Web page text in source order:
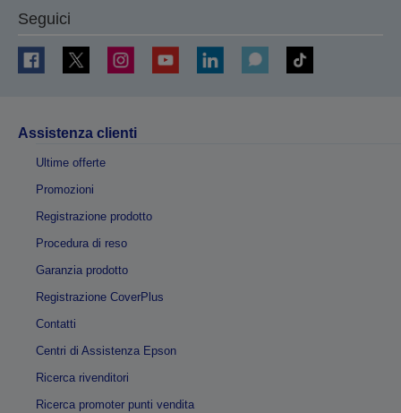
Seguici
Assistenza clienti
Ultime offerte
Promozioni
Registrazione prodotto
Procedura di reso
Garanzia prodotto
Registrazione CoverPlus
Contatti
Centri di Assistenza Epson
Ricerca rivenditori
Ricerca promoter punti vendita